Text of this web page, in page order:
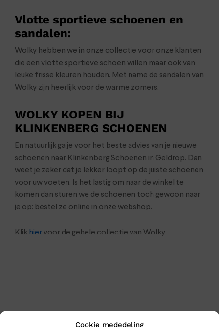
Cookie mededeling
Vlotte sportieve schoenen en
sandalen:
Wolky hebben we in onze collectie voor onze klanten
die een vlotte sportieve schoen willen maar ook van
leuke frisse kleuren houden. Met name de sandalen van
Wolky zijn heerlijk voor de warme zomers.
WOLKY KOPEN BIJ
KLINKENBERG SCHOENEN
En natuurlijk ga je voor het beste advies van je nieuwe
schoenen naar Klinkenberg Schoenen in Geldrop. Dan
weet je zeker dat je lekker loopt op de juiste schoenen
voor uw voeten. Is het lastig om naar de winkel te
komen dan sturen we de schoenen toch gewoon naar
je op: bestel ze online in onze webshop.
Klik hiervoor de gehele collectie van Wolky